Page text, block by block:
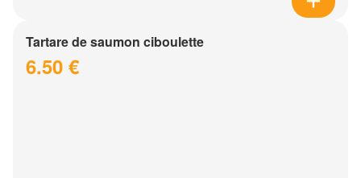
Tartare de saumon ciboulette
6.50 €